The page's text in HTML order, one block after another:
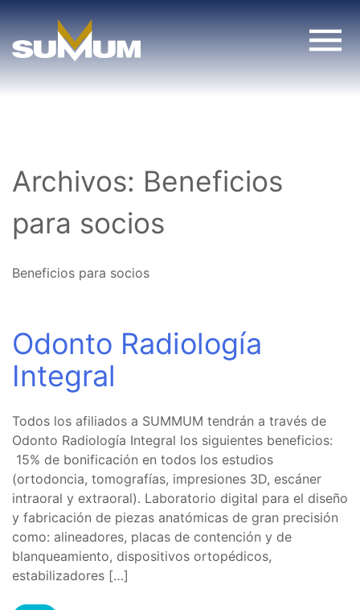
content
Archivos: Beneficios
para socios
Beneficios para socios
Odonto Radiología
Integral
Todos los afiliados a SUMMUM tendrán a través de
Odonto Radiología Integral los siguientes beneficios:
15% de bonificación en todos los estudios
(ortodoncia, tomografías, impresiones 3D, escáner
intraoral y extraoral). Laboratorio digital para el diseño
y fabricación de piezas anatómicas de gran precisión
como: alineadores, placas de contención y de
blanqueamiento, dispositivos ortopédicos,
estabilizadores […]